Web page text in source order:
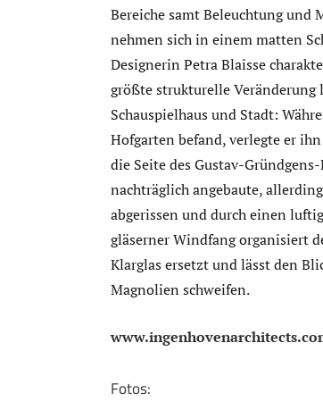
Bereiche samt Beleuchtung und
nehmen sich in einem matten
Designerin Petra Blaisse
größte strukturelle Veränderung
Schauspielhaus und Stadt:
Hofgarten befand, verlegte er
die Seite des Gustav-
nachträglich angebaute,
abgerissen und durch einen
gläserner Windfang organisiert
Klarglas ersetzt und lässt den
Magnolien schweifen.
Fotos: